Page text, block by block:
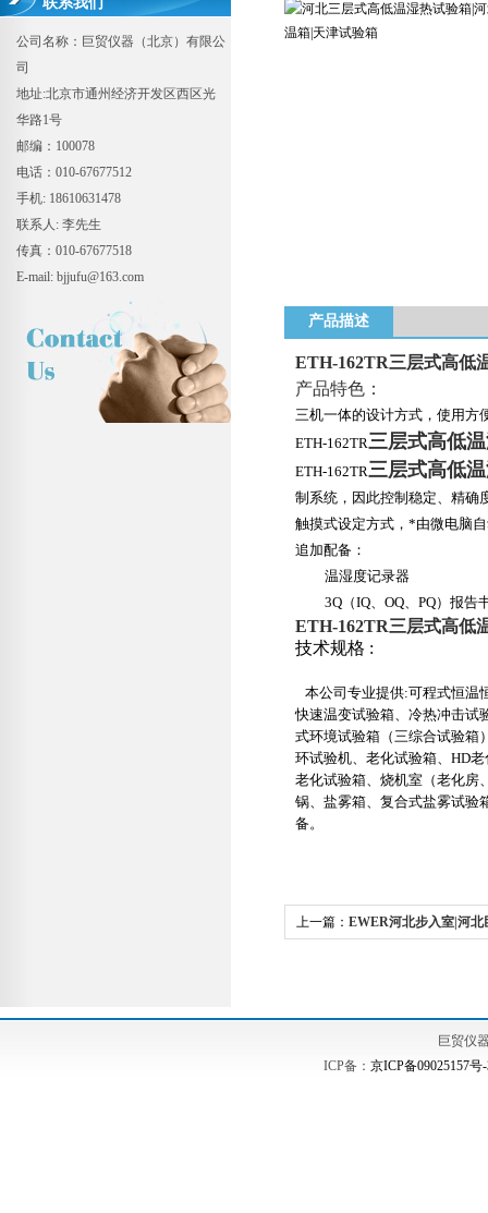
公司名称：巨贸仪器（北京）有限公
司
地址:北京市通州经济开发区西区光
华路1号
邮编：100078
电话：010-67677512
手机: 18610631478
联系人: 李先生
传真：010-67677518
E-mail: bjjufu@163.com
产品描述
ETH-162TR三层式高低
产品特色：
三机一体的设计方式，使用方
ETH-162TR三层式高低
ETH-162TR三层式高低
制系统，因此控制稳定、精确
触摸式设定方式，*由微电脑
追加配备：
温湿度记录器
3Q（IQ、 OQ、 PQ） 报告
ETH-162TR三层式高低
技术规格 :
本公司专业提供:可程式恒温
快速温变试验箱、冷热冲击试
式环境试验箱（三综合试验箱
环试验机、老化试验箱、 HD老
老化试验箱、烧机室（老化房
锅、盐雾箱、复合式盐雾试验
备。
上一篇： EWER河北步入室|河北
巨贸仪
ICP备： 京ICP备09025157号